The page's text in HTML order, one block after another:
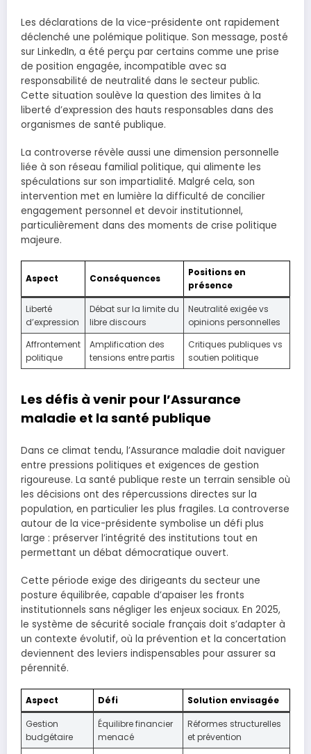
Les déclarations de la vice-présidente ont rapidement
déclenché une polémique politique. Son message, posté
sur LinkedIn, a été perçu par certains comme une prise
de position engagée, incompatible avec sa
responsabilité de neutralité dans le secteur public.
Cette situation soulève la question des limites à la
liberté d’expression des hauts responsables dans des
organismes de santé publique.
La controverse révèle aussi une dimension personnelle
liée à son réseau familial politique, qui alimente les
spéculations sur son impartialité. Malgré cela, son
intervention met en lumière la difficulté de concilier
engagement personnel et devoir institutionnel,
particulièrement dans des moments de crise politique
majeure.
Aspect Conséquences
Positions en
présence
Liberté
d’expression
Débat sur la limite du
libre discours
Neutralité exigée vs
opinions personnelles
Affrontement
politique
Amplification des
tensions entre partis
Critiques publiques vs
soutien politique
Les défis à venir pour l’Assurance
maladie et la santé publique
Dans ce climat tendu, l’Assurance maladie doit naviguer
entre pressions politiques et exigences de gestion
rigoureuse. La santé publique reste un terrain sensible où
les décisions ont des répercussions directes sur la
population, en particulier les plus fragiles. La controverse
autour de la vice-présidente symbolise un défi plus
large : préserver l’intégrité des institutions tout en
permettant un débat démocratique ouvert.
Cette période exige des dirigeants du secteur une
posture équilibrée, capable d’apaiser les fronts
institutionnels sans négliger les enjeux sociaux. En 2025,
le système de sécurité sociale français doit s’adapter à
un contexte évolutif, où la prévention et la concertation
deviennent des leviers indispensables pour assurer sa
pérennité.
Aspect Défi
Solution envisagée
Gestion
budgétaire
Équilibre financier
menacé
Réformes structurelles
et prévention